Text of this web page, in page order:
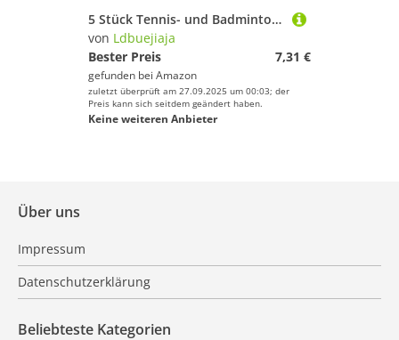
5 Stück Tennis- und Badmintonschläger-Übergriffe, rutschfestes Ersatz-Griffband, praktische Verwendung für Sportgeräte
von Ldbuejiaja
Bester Preis
7,31 €
gefunden bei Amazon
zuletzt überprüft am 27.09.2025 um 00:03; der
Preis kann sich seitdem geändert haben.
Keine weiteren Anbieter
Über uns
Impressum
Datenschutzerklärung
Beliebteste Kategorien